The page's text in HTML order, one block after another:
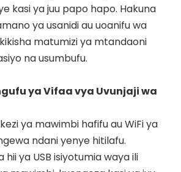
kasi ya juu papo hapo. Hakuna
ya usanidi au uoanifu wa
matumizi ya mtandaoni
na usumbufu.
ya Vifaa vya Uvunjaji wa
ya mawimbi hafifu au WiFi ya
ndani yenye hitilafu.
ya USB isiyotumia waya ili